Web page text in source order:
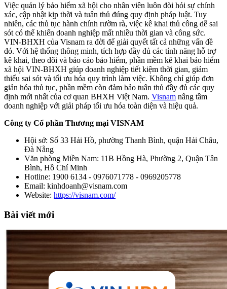
Việc quản lý bảo hiểm xã hội cho nhân viên luôn đòi hỏi sự chính
xác, cập nhật kịp thời và tuân thủ đúng quy định pháp luật. Tuy
nhiên, các thủ tục hành chính rườm rà, việc kê khai thủ công dễ sai
sót có thể khiến doanh nghiệp mất nhiều thời gian và công sức.
VIN-BHXH của Visnam ra đời để giải quyết tất cả những vấn đề
đó. Với hệ thống thông minh, tích hợp đầy đủ các tính năng hỗ trợ
kê khai, theo dõi và báo cáo bảo hiểm, phần mềm kê khai bảo hiểm
xã hội VIN-BHXH giúp doanh nghiệp tiết kiệm thời gian, giảm
thiểu sai sót và tối ưu hóa quy trình làm việc. Không chỉ giúp đơn
giản hóa thủ tục, phần mềm còn đảm bảo tuân thủ đầy đủ các quy
định mới nhất của cơ quan BHXH Việt Nam. Visnam nâng tầm
doanh nghiệp với giải pháp tối ưu hóa toàn diện và hiệu quả.
Công ty Cổ phần Thương mại VISNAM
Hội sở: Số 33 Hải Hồ, phường Thanh Bình, quận Hải Châu,
Đà Nẵng
Văn phòng Miền Nam: 11B Hồng Hà, Phường 2, Quận Tân
Bình, Hồ Chí Minh
Hotline: 1900 6134 - 0976071778 - 0969205778
Email: kinhdoanh@visnam.com
Website: https://visnam.com/
Bài viết mới